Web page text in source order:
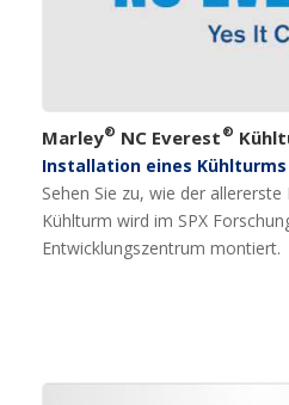
Marley® NC Everest ®
Installation eines Kühlturms
Sehen Sie zu, wie der allererste
Kühlturm wird im SPX
Entwicklungszentrum montiert.